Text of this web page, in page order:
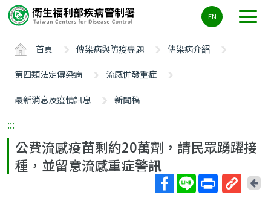
要
ALT+C
EN
首頁 傳染病與防疫專題
傳染病介紹
第四類法定傳染病
流感併發重症
最新消息及疫情訊息
新聞稿
:::
公費流感疫苗剩約20萬劑，請民眾踴躍接
種，並留意流感重症警訊
回